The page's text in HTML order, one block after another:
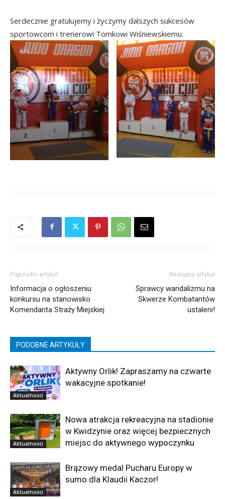
Serdecznie gratulujemy i życzymy dalszych sukcesów
sportowcom i trenerowi Tomkowi Wiśniewskiemu.
Poprzedni artykuł
Informacja o ogłoszeniu
konkursu na stanowisko
Komendanta Straży Miejskiej
Następny artykuł
Sprawcy wandalizmu na
Skwerze Kombatantów
ustaleni!
PODOBNE ARTYKUŁY
Aktualności
Aktywny Orlik! Zapraszamy na czwarte
wakacyjne spotkanie!
Aktualności
Nowa atrakcja rekreacyjna na stadionie
w Kwidzynie oraz więcej bezpiecznych
miejsc do aktywnego wypoczynku
Aktualności
Brązowy medal Pucharu Europy w
sumo dla Klaudii Kaczor!